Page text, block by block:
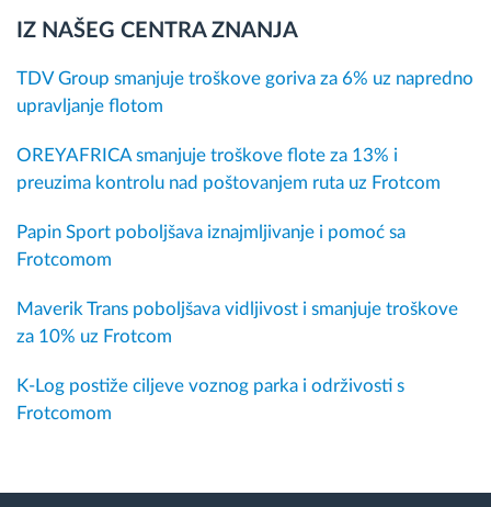
IZ NAŠEG CENTRA ZNANJA
TDV Group smanjuje troškove goriva za 6% uz napredno
upravljanje flotom
OREYAFRICA smanjuje troškove flote za 13% i
preuzima kontrolu nad poštovanjem ruta uz Frotcom
Papin Sport poboljšava iznajmljivanje i pomoć sa
Frotcomom
Maverik Trans poboljšava vidljivost i smanjuje troškove
za 10% uz Frotcom
K-Log postiže ciljeve voznog parka i održivosti s
Frotcomom